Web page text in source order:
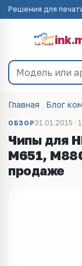
Решения для
ink.
Главная Блог
ОБЗОР31.01.2015 ·
Чипы для
M651,
продаже